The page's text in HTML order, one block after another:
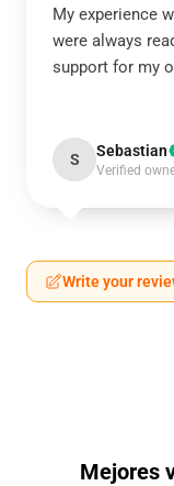
My experience
were always
support for my
S Sebastian
Verified
Write your
Mejores